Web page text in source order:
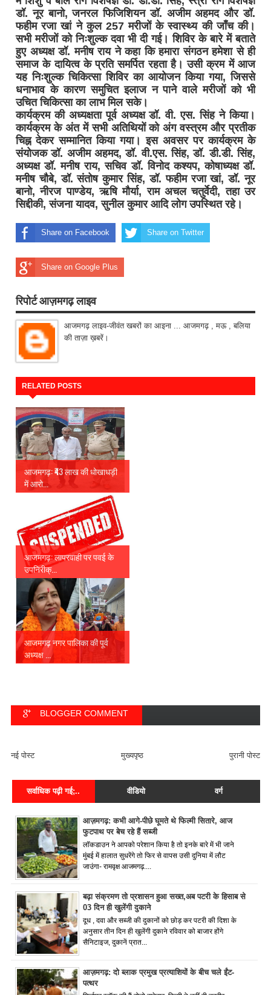
डॉ. नूर बानो, जनरल फिजिशियन डॉ. अजीम अहमद और डॉ.
फहीम रजा खां ने कुल 257 मरीजों के स्वास्थ्य की जाँच की।
सभी मरीजों को निःशुल्क दवा भी दी गई। शिविर के बारे में बताते
हुए अध्यक्ष डॉ. मनीष राय ने कहा कि हमारा संगठन हमेशा से ही
समाज के दायित्व के प्रति समर्पित रहता है। उसी क्रम में आज
यह निःशुल्क चिकित्सा शिविर का आयोजन किया गया, जिससे
धनाभाव के कारण समुचित इलाज न पाने वाले मरीजों को भी
उचित चिकित्सा का लाभ मिल सके।
कार्यक्रम की अध्यक्षता पूर्व अध्यक्ष डॉ. वी. एस. सिंह ने किया।
कार्यक्रम के अंत में सभी अतिथियों को अंग वस्त्रम और प्रतीक
चिह्न देकर सम्मानित किया गया। इस अवसर पर कार्यक्रम के
संयोजक डॉ. अजीम अहमद, डॉ. वी.एस. सिंह, डॉ. डी.डी. सिंह,
अध्यक्ष डॉ. मनीष राय, सचिव डॉ. विनोद कश्यप, कोषाध्यक्ष डॉ.
मनीष चौबे, डॉ. संतोष कुमार सिंह, डॉ. फहीम रजा खां, डॉ. नूर
बानो, नीरज पाण्डेय, ऋषि मौर्या, राम अचल चतुर्वेदी, तहा उर
सिद्दीकी, संजना यादव, सुनील कुमार आदि लोग उपस्थित रहे।
Share on Facebook Share on Twitter
Share on Google Plus
रिपोर्ट आज़मगढ़ लाइव
आजमगढ़ लाइव-जीवंत खबरों का आइना ... आजमगढ़ , मऊ , बलिया
की ताज़ा ख़बरें।
RELATED POSTS
आजमगढ़: ₹43 लाख की धोखाधड़ी
में आरो...
आजमगढ़: लापरवाही पर पवई के
उपनिरीक्...
आजमगढ़ नगर पालिका की पूर्व
अध्यक्ष ...
BLOGGER COMMENT
नई पोस्ट पुरानी पोस्ट
मुख्यपृष्ठ
सर्वाधिक पढ़ी गई;.. वीडियो वर्ग
आज़मगढ़: कभी आगे-पीछे घूमते थे फिल्मी सितारे, आज
फुटपाथ पर बेच रहे हैं सब्जी
लॉकडाउन ने आपको परेशान किया है तो इनके बारे में भी जाने
मुंबई में हालात सुधरेंगे तो फिर से वापस उसी दुनिया में लौट
जाउंगा- रामवृक्ष आजमगढ़....
बढ़ा संक्रमण तो प्रशासन हुआ सख्त,अब पटरी के हिसाब से
03 दिन ही खुलेंगी दुकाने
दूध , दवा और सब्जी की दुकानों को छोड़ कर पटरी की दिशा के
अनुसार तीन दिन ही खुलेंगी दुकाने रविवार को बाजार होंगे
सैनिटाइज, दुकानें प्रात...
आज़मगढ़: दो ब्लाक प्रमुख प्रत्याशियों के बीच चले ईंट-
पत्थर